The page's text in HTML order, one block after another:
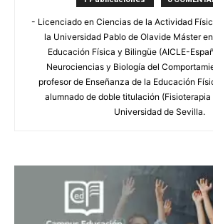
- Licenciado en Ciencias de la Actividad
la Universidad Pablo de Olavide Máster
Educación Física y Bilingüe (AICLE-
Neurociencias y Biología del
profesor de Enseñanza de la Educación
alumnado de doble titulación (Fisioterapia
Universidad de Sevilla.